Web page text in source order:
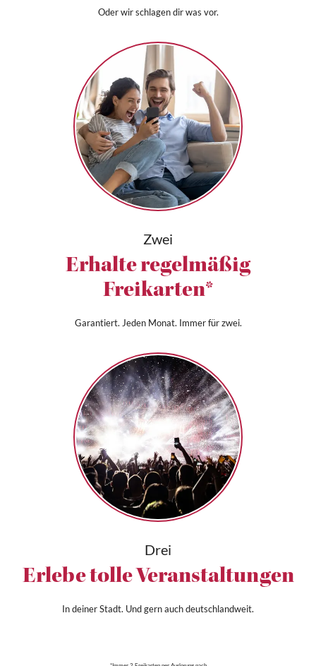
Oder wir schlagen dir was vor.
Zwei
Erhalte regelmäßig
Freikarten*
Garantiert. Jeden Monat. Immer für zwei.
Drei
Erlebe tolle Veranstaltungen
In deiner Stadt. Und gern auch deutschlandweit.